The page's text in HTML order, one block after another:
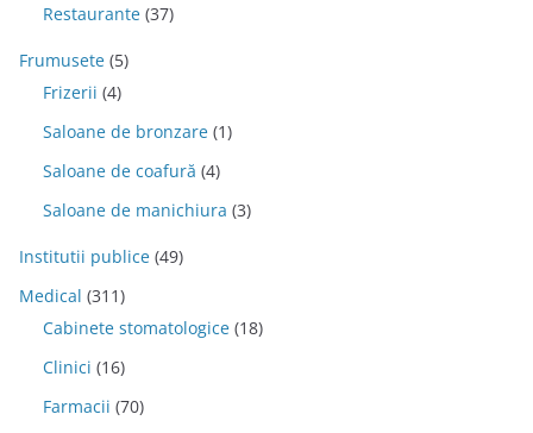
Restaurante (37)
Frumusete (5)
Frizerii (4)
Saloane de bronzare (1)
Saloane de coafură (4)
Saloane de manichiura (3)
Institutii publice (49)
Medical (311)
Cabinete stomatologice (18)
Clinici (16)
Farmacii (70)